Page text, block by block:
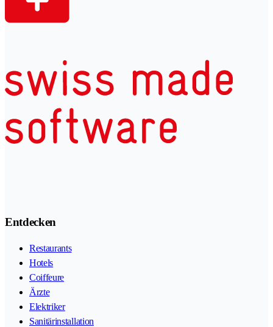
Entdecken
Restaurants
Hotels
Coiffeure
Ärzte
Elektriker
Sanitärinstallation